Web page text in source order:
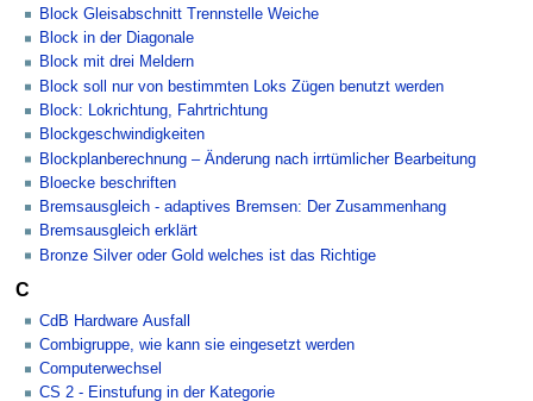
Block Gleisabschnitt Trennstelle Weiche
Block in der Diagonale
Block mit drei Meldern
Block soll nur von bestimmten Loks Zügen benutzt werden
Block: Lokrichtung, Fahrtrichtung
Blockgeschwindigkeiten
Blockplanberechnung – Änderung nach irrtümlicher Bearbeitung
Bloecke beschriften
Bremsausgleich - adaptives Bremsen: Der Zusammenhang
Bremsausgleich erklärt
Bronze Silver oder Gold welches ist das Richtige
C
CdB Hardware Ausfall
Combigruppe, wie kann sie eingesetzt werden
Computerwechsel
CS 2 - Einstufung in der Kategorie